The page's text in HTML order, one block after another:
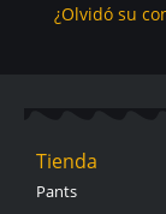
¿Olvidó su
Tienda
Pants